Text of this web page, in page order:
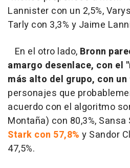
Lannister con un 2,5%,
Tarly con 3,3% y Jaime
En el otro lado, Bronn
amargo desenlace, con el
más alto del grupo, con un
personajes que
acuerdo con el algoritmo
Montaña) con 80,3%, Sansa
Stark con 57,8% y Sandor
47,5%.